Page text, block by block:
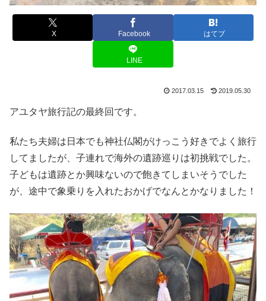
X Facebook はてブ
LINE
2017.03.15 2019.05.30
アユタヤ旅行記の最終回です。
私たち夫婦は日本でも神社仏閣がけっこう好きでよく旅行
してましたが、子連れで海外の遺跡巡りは初挑戦でした。
子どもは遺跡とか興味ないので飽きてしまいそうでした
が、途中で象乗りを入れたおかげでなんとかなりました！